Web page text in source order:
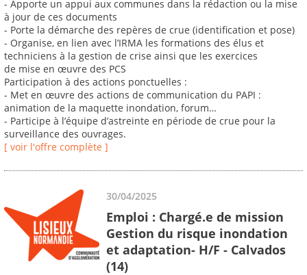
- Apporte un appui aux communes dans la rédaction ou la mise
à jour de ces documents
- Porte la démarche des repères de crue (identification et pose)
- Organise, en lien avec l’IRMA les formations des élus et
techniciens à la gestion de crise ainsi que les exercices
de mise en œuvre des PCS
Participation à des actions ponctuelles :
- Met en œuvre des actions de communication du PAPI :
animation de la maquette inondation, forum…
- Participe à l’équipe d’astreinte en période de crue pour la
surveillance des ouvrages.
[ voir l'offre complète ]
30/04/2025
Emploi : Chargé.e de mission
Gestion du risque inondation
et adaptation- H/F - Calvados
(14)